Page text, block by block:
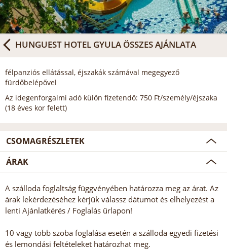
HUNGUEST HOTEL GYULA ÖSSZES AJÁNLATA
félpanziós ellátással, éjszakák számával megegyező
fürdőbelépővel
Az idegenforgalmi adó külön fizetendő: 750 Ft/személy/éjszaka
(18 éves kor felett)
CSOMAGRÉSZLETEK
ÁRAK
A szálloda foglaltság függvényében határozza meg az árat. Az
árak lekérdezéséhez kérjük válassz dátumot és elhelyezést a
lenti Ajánlatkérés / Foglalás űrlapon!
10 vagy több szoba foglalása esetén a szálloda egyedi fizetési
és lemondási feltételeket határozhat meg.